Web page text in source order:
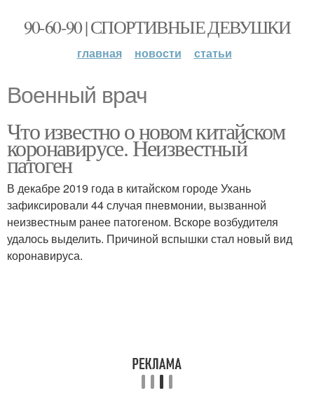
90-60-90 | СПОРТИВНЫЕ ДЕВУШКИ
главная новости статьи
Военный врач
Что известно о новом китайском
коронавирусе. Неизвестный
патоген
В декабре 2019 года в китайском городе Ухань
зафиксировали 44 случая пневмонии, вызванной
неизвестным ранее патогеном. Вскоре возбудителя
удалось выделить. Причиной вспышки стал новый вид
коронавируса.